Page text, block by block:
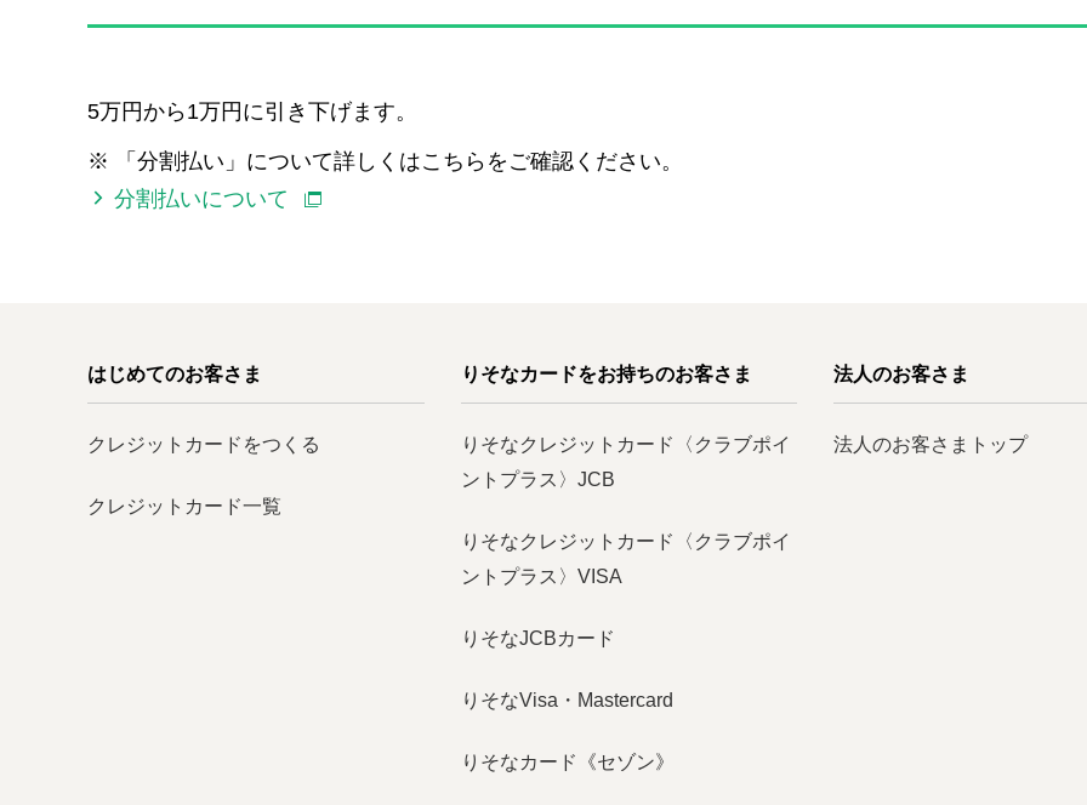
5万円から1万円に引き下げます。
※
「分割払い」について詳しくはこちらをご確認ください。
分割払いについて
はじめてのお客さま
クレジットカードをつくる
クレジットカード一覧
りそなカードをお持ちのお客さま
りそなクレジットカード〈クラブポイ
ントプラス〉JCB
りそなクレジットカード〈クラブポイ
ントプラス〉VISA
りそなJCBカード
りそなVisa・Mastercard
りそなカード《セゾン》
法人のお客さま
法人のお客さまトップ